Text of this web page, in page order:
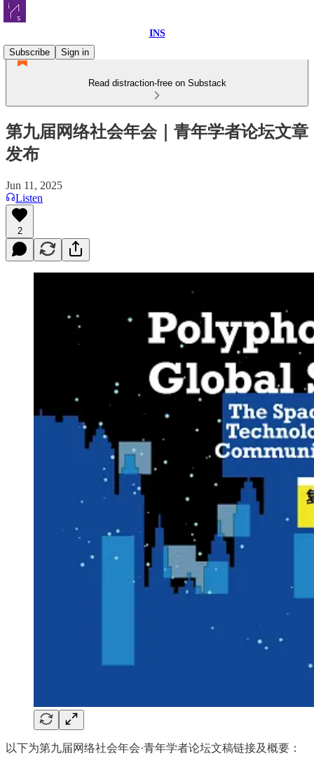
INS
Subscribe
Sign in
Read distraction-free on Substack
第九届网络社会年会｜青年学者论坛文章
发布
Jun 11, 2025
Listen
2
以下为第九届网络社会年会·青年学者论坛文稿链接及概要：